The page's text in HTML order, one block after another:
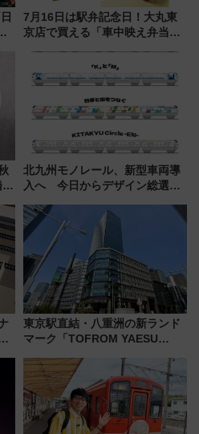
7月16日は駅弁記念日！大丸東
京店で買える「車中映え弁当」
北九州モノレール、新型車両導
入へ 今日からデザイン総選挙
東京駅直結・八重洲の新ランド
マーク「TOFROM YAESU
ないバスターミナル直結でスキ
マ時間が充実